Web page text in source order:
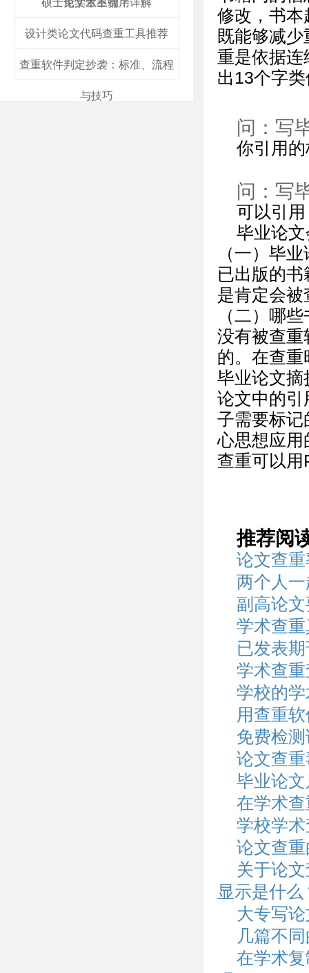
免学术不端？
硕士论文查重费用详解
设计类论文代码查重工具推荐
查重软件判定抄袭：标准、流程
与技巧
修改，书本
既能够减
重是依据连
出13个字
问：写
你引用
问：写
可以引
毕业论
（一）毕
已出版的
是肯定会被
（二）哪
没有被查重
的。在查
毕业论文摘
论文中的引
子需要标记
心思想应用
查重可以用
推荐阅
论文查
两个人
副高论
学术查
已发表
学术查
学校的
用查重
免费检
论文查
毕业论
在学术
学校学
论文查
关于论
显示是什么
大专写
几篇不
在学术